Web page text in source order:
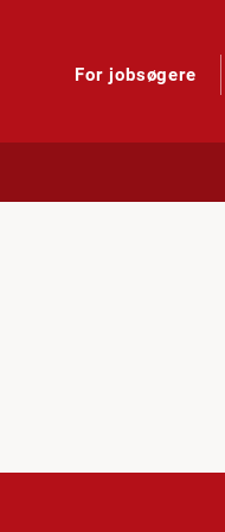
For jobsøgere